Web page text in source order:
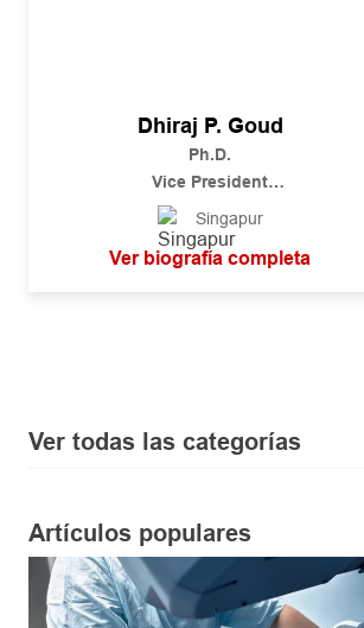
Dhiraj P. Goud
Ph.D.
Vice President
Regional Head of Technical Oversight
and Digital Underwriting Solutions, Asia
Singapur
Ver biografía completa
Ver todas las categorías
Artículos populares